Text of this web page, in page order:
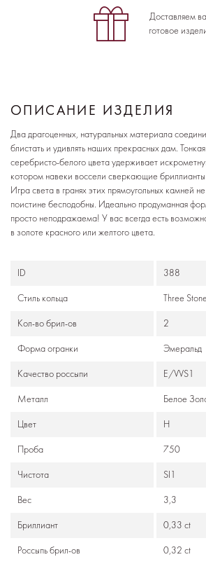
Доставляем
готовое
ОПИСАНИЕ ИЗДЕЛИЯ
Два драгоценных, натуральных материала
блистать и удивлять наших прекрасных дам.
серебристо-белого цвета удерживает
котором навеки воссели сверкающие
Игра света в гранях этих прямоугольных камней
поистине бесподобны. Идеально продуманная
просто неподражаема! У вас всегда есть
в золоте красного или желтого цвета.
ID 388
Стиль кольца Three Stone
Кол-во брил-ов 2
Формa огранки Эмеральд
Качество россыпи E/VVS1
Металл Белое
Цвет H
Проба 750
Чистота SI1
Вес 3,3
Бриллиант 0,33 ct
Россыпь брил-ов 0,32 ct